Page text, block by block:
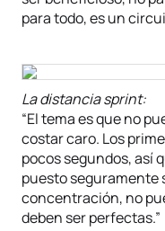
para todo, es un
La distancia sprint:
“El tema es que no
costar caro. Los
pocos segundos, así
puesto seguramente
concentración, no
deben ser perfectas.”